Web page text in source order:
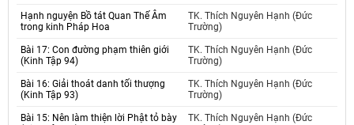
Hạnh nguyện Bồ tát Quan Thế Âm
trong kinh Pháp Hoa
TK. Thích Nguyên Hạnh (Đức
Trường)
Bài 17: Con đường phạm thiên giới
(Kinh Tập 94)
TK. Thích Nguyên Hạnh (Đức
Trường)
Bài 16: Giải thoát danh tối thượng
(Kinh Tập 93)
TK. Thích Nguyên Hạnh (Đức
Trường)
Bài 15: Nên làm thiện lời Phật tỏ bày
TK. Thích Nguyên Hạnh (Đức